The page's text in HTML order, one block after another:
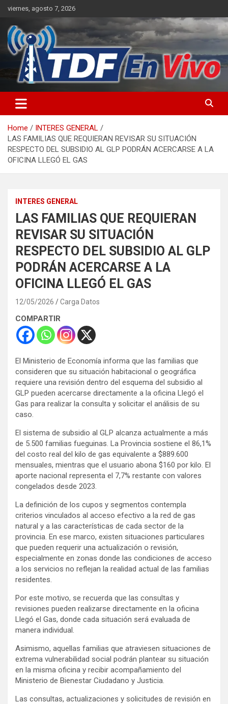
Skip
content
viernes, agosto 7, 2026
Home
INTERES GENERAL
LAS FAMILIAS QUE REQUIERAN REVISAR SU SITUACIÓN
RESPECTO DEL SUBSIDIO AL GLP PODRÁN ACERCARSE A LA
OFICINA LLEGÓ EL GAS
INTERES GENERAL
LAS FAMILIAS QUE REQUIERAN
REVISAR SU SITUACIÓN
RESPECTO DEL SUBSIDIO AL GLP
PODRÁN ACERCARSE A LA
OFICINA LLEGÓ EL GAS
12/05/2026 Carga Datos
COMPARTIR
El Ministerio de Economía informa que las familias que
consideren que su situación habitacional o geográfica
requiere una revisión dentro del esquema del subsidio al
GLP pueden acercarse directamente a la oficina Llegó el
Gas para realizar la consulta y solicitar el análisis de su
caso.
El sistema de subsidio al GLP alcanza actualmente a más
de 5.500 familias fueguinas. La Provincia sostiene el 86,1%
del costo real del kilo de gas equivalente a $889.600
mensuales, mientras que el usuario abona $160 por kilo. El
aporte nacional representa el 7,7% restante con valores
congelados desde 2023.
La definición de los cupos y segmentos contempla
criterios vinculados al acceso efectivo a la red de gas
natural y a las características de cada sector de la
provincia. En ese marco, existen situaciones particulares
que pueden requerir una actualización o revisión,
especialmente en zonas donde las condiciones de acceso
a los servicios no reflejan la realidad actual de las familias
residentes.
Por este motivo, se recuerda que las consultas y
revisiones pueden realizarse directamente en la oficina
Llegó el Gas, donde cada situación será evaluada de
manera individual.
Asimismo, aquellas familias que atraviesen situaciones de
extrema vulnerabilidad social podrán plantear su situación
en la misma oficina y recibir acompañamiento del
Ministerio de Bienestar Ciudadano y Justicia.
Las consultas, actualizaciones y solicitudes de revisión en